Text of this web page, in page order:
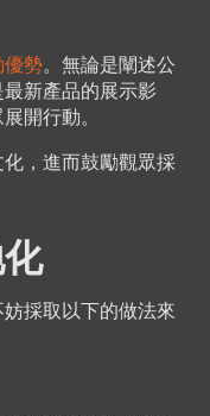
勢。無論是闡述公
新產品的展示影
開行動。
，進而鼓勵觀眾採
採取以下的做法來